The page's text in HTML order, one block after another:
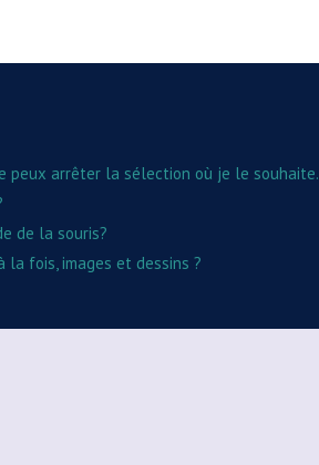
peux arrêter la sélection où je le souhaite.
de la souris?
fois, images et dessins ?